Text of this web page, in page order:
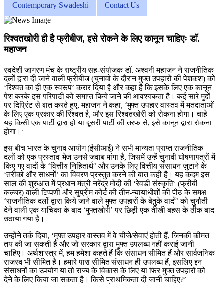
Contemporary Swadeshi Contact Us
रिश्वतखोरी ही है फ्रीबीज, इसे रोकने के लिए कानून चाहिएः डॉ.
महाजन
स्वदेशी जागरण मंच के राष्ट्रीय सह-संयोजक डॉ. अश्वनी महाजन ने राजनीतिक
दलों द्वारा दी जाने वाली फ्रीबीज (चुनावों के दौरान मुफ्त उपहारों की पेशकश) को
‘रिश्वत का ही एक स्वरूप’ करार दिया है और कहा है कि इसके लिए एक कानून
पेश करके इस परिपाटी को समाप्त किये जाने की आवश्यकता है। कई सारे मुद्दों
पर दिप्रिंट से बात करते हुए, महाजन ने कहा, ‘मुफ्त उपहार वास्तव में मतदाताओं
के लिए एक प्रकार की रिश्वत है, और इस रिश्वतखोरी को रोकना होगा। चाहे
यह किसी एक पार्टी द्वारा हो या दूसरी पार्टी की तरफ से, इसे कानून द्वारा रोकना
होगा।‘
इस बीच भारत के चुनाव आयोग (ईसीआई) ने सभी मान्यता प्राप्त राजनीतिक
दलों को एक प्रस्ताव भेज उनसे जवाब मांगा है, जिसमें उन्हें चुनावी घोषणापत्रों में
किए गए वादों के ‘वित्तीय निहितार्थ’ और उनके लिए वित्तीय संसाधन जुटाने के
‘तरीकों और साधनों’ का विवरण प्रस्तुत करने की बात कही है। यह कदम इस
साल की शुरुआत में प्रधान मंत्री नरेंद्र मोदी की ‘रेवडी संस्कृति’ (फ्रीबी
कल्चर) वाली टिप्पणी और सुप्रीम कोर्ट की तीन-न्यायाधीशों की पीठ के समक्ष
‘राजनीतिक दलों द्वारा किये जाने वाले मुफ्त उपहारों के बेतुके वादों’ को चुनौती
देने वाली एक याचिका के बाद ‘मुफ्तखोरी’ पर छिड़ी एक तीखी बहस के ठीक बाद
उठाया गया है।
उन्होंने तर्क दिया, ‘मुफ्त उपहार वास्तव में वे चीजे/सेवाएं होती हैं, जिनकी कीमत
तय की जा सकती है और जो सरकार द्वारा मुफ्त उपलब्ध नहीं कराई जानी
चाहिए। अर्थशास्त्र में, हम हमेशा कहते हैं कि संसाधन सीमित हैं और सार्वजनिक
राजस्व भी सीमित है। हमारे पास सीमित संसाधन ही उपलब्ध हैं, इसलिए इन
संसाधनों का उपयोग या तो राज्य के विकास के लिए या फिर मुफ्त उपहारों को
देने के लिए किया जा सकता है। किसे प्राथमिकता दी जानी चाहिए?’